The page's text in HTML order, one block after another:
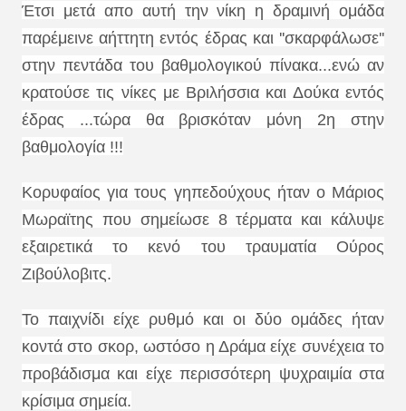
Έτσι μετά απο αυτή την νίκη η δραμινή ομάδα
παρέμεινε αήττητη εντός έδρας και ''σκαρφάλωσε''
στην πεντάδα του βαθμολογικού πίνακα...ενώ αν
κρατούσε τις νίκες με Βριλήσσια και Δούκα εντός
έδρας ...τώρα θα βρισκόταν μόνη 2η στην
βαθμολογία !!!
Κορυφαίος για τους γηπεδούχους ήταν ο Μάριος
Μωραϊτης που σημείωσε 8 τέρματα και κάλυψε
εξαιρετικά το κενό του τραυματία Ούρος
Ζιβούλοβιτς.
Το παιχνίδι είχε ρυθμό και οι δύο ομάδες ήταν
κοντά στο σκορ, ωστόσο η Δράμα είχε συνέχεια το
προβάδισμα και είχε περισσότερη ψυχραιμία στα
κρίσιμα σημεία.